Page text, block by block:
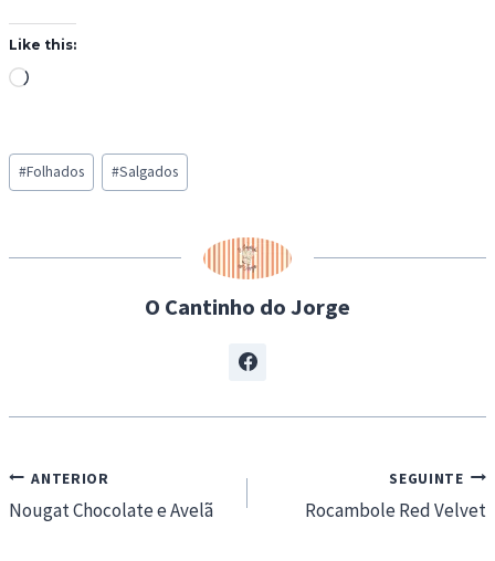
Like this:
L
d
i
g
Post
Tags:
#Folhados #Salgados
O Cantinho do Jorge
Navegação
de
ANTERIOR
Nougat Chocolate e Avelã
SEGUINTE
Rocambole Red Velvet